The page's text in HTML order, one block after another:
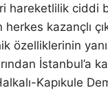
hareketlilik ciddi
herkes kazançlı
özelliklerinin
İstanbul’a
Kapıkule